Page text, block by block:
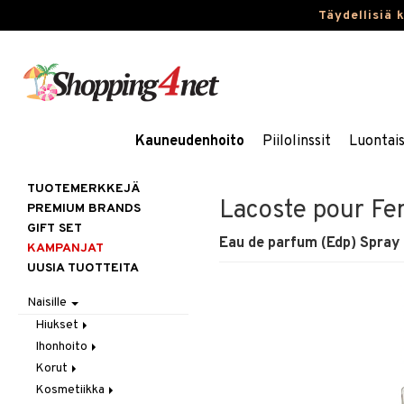
Täydellisiä
Kauneudenhoito Piilolinssit
Lacoste pour
Eau de parfum (Edp) Spray
TUOTEMERKKEJÄ
PREMIUM BRANDS
GIFT SET
KAMPANJAT
UUSIA TUOTTEITA
Naisille
Hiukset
Gift Set
Harjat / Kammat
Hiuskuurit
Ihonhoito
Aurinkotuotteet
Erikoistuotteet
Korut
Kaulakorut
Kosmetiikka